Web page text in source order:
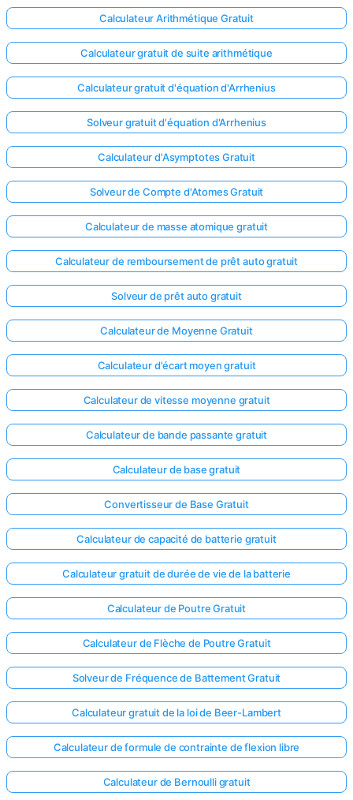
le
Posez
votre
Calculateur Arithmétique Gratuit
Calculateur gratuit de suite arithmétique
Calculateur gratuit d'équation d'Arrhenius
Solveur gratuit d'équation d'Arrhenius
Calculateur d'Asymptotes Gratuit
Solveur de Compte d'Atomes Gratuit
Calculateur de masse atomique gratuit
Calculateur de remboursement de prêt auto gratuit
Solveur de prêt auto gratuit
Calculateur de Moyenne Gratuit
Calculateur d'écart moyen gratuit
Calculateur de vitesse moyenne gratuit
Calculateur de bande passante gratuit
Calculateur de base gratuit
Convertisseur de Base Gratuit
Calculateur de capacité de batterie gratuit
Calculateur gratuit de durée de vie de la batterie
Calculateur de Poutre Gratuit
Calculateur de Flèche de Poutre Gratuit
Solveur de Fréquence de Battement Gratuit
Calculateur gratuit de la loi de Beer-Lambert
Calculateur de formule de contrainte de flexion libre
Calculateur de Bernoulli gratuit